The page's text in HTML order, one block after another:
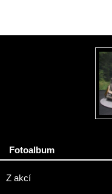
Fotoalbum
Z akcí